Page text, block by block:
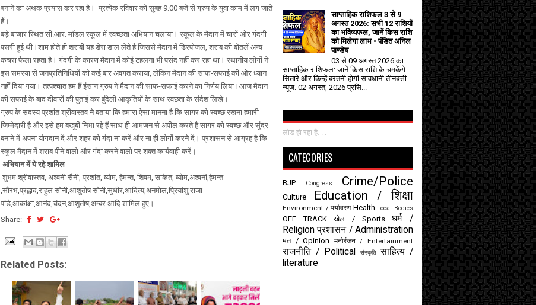
बनाने का अथक प्रयास कर रहा है। प्रत्येक रविवार को सुबह 9:00 बजे से ग्रुप के युवा काम में लग जाते
हैं।
बड़े बाजार स्थित सी.आर. मॉडल स्कूल में स्वच्छता अभियान चलाया। स्कूल के मैदान में चारों ओर गंदगी
पसरी हुई थी।शाम होते ही शराबी यह डेरा डाल लेते है जिससे मैदान में डिस्पोजल, शराब की बोतलें अन्य
कचरा फैला रहता है। गंदगी के कारण मैदान में कोई टहलना भी पसंद नहीं कर रहा था। स्थानीय लोगों ने
इस समस्या से जनप्रतिनिधियों को कई बार अवगत कराया, लेकिन मैदान की साफ-सफाई की ओर ध्यान
नहीं दिया गया। तत्पश्चात हम हैं इंसान ग्रुप ने मैदान की साफ-सफाई करने का निर्णय लिया।आज मैदान
की सफाई के बाद दीवारों की पुताई कर बुंदेली आकृतियों के साथ स्वछता के संदेश लिखे।
ग्रुप के सदस्य प्रशांत श्रीवास्तव ने बताया कि हमारा ऐसा मानना है कि सागर को स्वच्छ रखना हमारी
जिम्मेदारी है और इसे हम बखूबी निभा रहे हैं साथ ही आमजन से अपील करते है सागर को स्वच्छ और सुंदर
बनाने में अपना योगदान दें और शहर को गंदा ना करें और ना ही लोगों करने दें। प्रशासन से आग्रह है कि
स्कूल मैदान में शराब पीने वालो और गंदा करने वालो पर शक्त कार्यवाही करें।
अभियान में ये रहे शामिल
शुभम श्रीवास्तव, अश्वनी सैनी, प्रशांत, व्योम, हेमन्त, शिवम, साकेत, व्योम,अश्वनी,हेमन्त
,सौरभ,प्रह्लाद,राहुल सोनी,आशुतोष सोनी,सुधीर,आदित्य,अनमोल,प्रियांशु,राजा
पांडे,आकांक्षा,आनंद,चंदन,आशुतोष,अम्बर आदि शामिल हुए।
Share:
Related Posts:
साप्ताहिक राशिफल 3 से 9
अगस्त 2026: सभी 12 राशियों
का भविष्यफल, जानें किस राशि
को मिलेगा लाभ • पंडित अनिल
पाण्डेय
03 से 09 अगस्त 2026 का
साप्ताहिक राशिफल: जानें किस राशि के चमकेंगे
सितारे और किन्हें बरतनी होगी सावधानी तीनबत्ती
न्यूज: 02 अगस्त, 2026 प्रसि...
लोड हो रहा है. . .
CATEGORIES
BJP Congress Crime/Police
Culture Education / शिक्षा
Environment / पर्यावरण Health Local Bodies
OFF TRACK खेल / Sports
धर्म /
Religion प्रशासन / Administration
मत / Opinion मनोरंजन / Entertainment
राजनीति / Political संस्कृति साहित्य /
literature